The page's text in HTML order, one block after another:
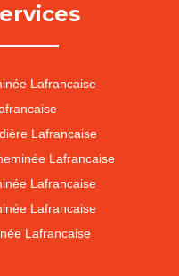
Lafrancaise
Lafrancaise
Lafrancaise
Lafrancaise
Lafrancaise
Lafrancaise